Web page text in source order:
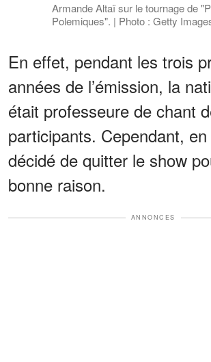
Armande Altaï sur le tournage de
Polemiques". | Photo : Getty
En effet, pendant les trois
années de l’émission, la
était professeure de chant
participants. Cependant,
décidé de quitter le show
bonne raison.
ANNONCES